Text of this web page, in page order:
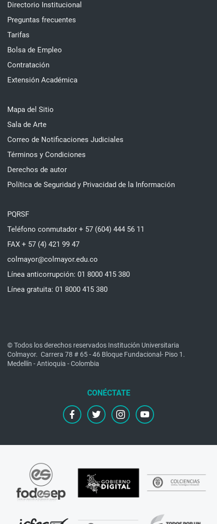
Directorio Institucional
Preguntas frecuentes
Tarifas
Bolsa de Empleo
Contratación
Extensión Académica
Mapa del Sitio
Sala de Arte
Correo de Notificaciones Judiciales
Términos y Condiciones
Derechos de autor
Política de Seguridad y Privacidad de la Información
PQRSF
Teléfono conmutador + 57 (604) 444 56 11
FAX + 57 (4) 421 99 47
colmayor@colmayor.edu.co
Línea anticorrupción: 01 8000 415 380
Línea gratuita: 01 8000 415 380
© Todos los derechos reservados Institución Universitaria
Colmayor. Carrera 78 # 65 - 46 Bloque Fundacional- Piso 1.
Medellín - Antioquia - Colombia